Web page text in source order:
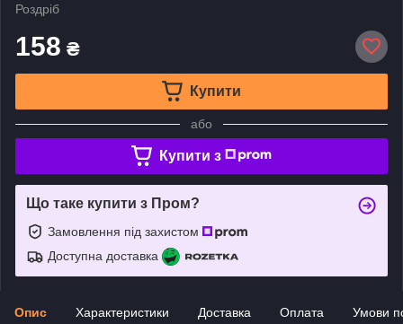
Роздріб
158 ₴
Купити
або
Купити з
Що таке купити з Пром?
Замовлення під захистом
Доступна доставка
Опис Характеристики Доставка Оплата Умови